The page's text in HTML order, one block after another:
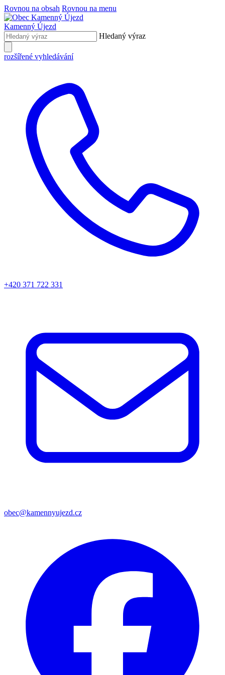
Rovnou na obsah Rovnou na menu
Kamenný Újezd
Hledaný výraz
rozšířené vyhledávání
+420 371 722 331
obec@kamennyujezd.cz